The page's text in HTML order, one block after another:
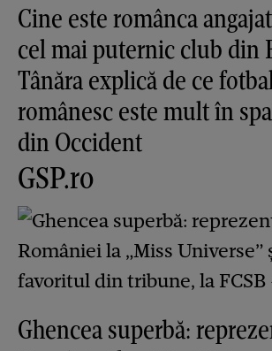
Cine este românca
cel mai puternic club din
Tânăra explică de ce
românesc este mult în
din Occident
GSP.ro
Ghencea superbă: